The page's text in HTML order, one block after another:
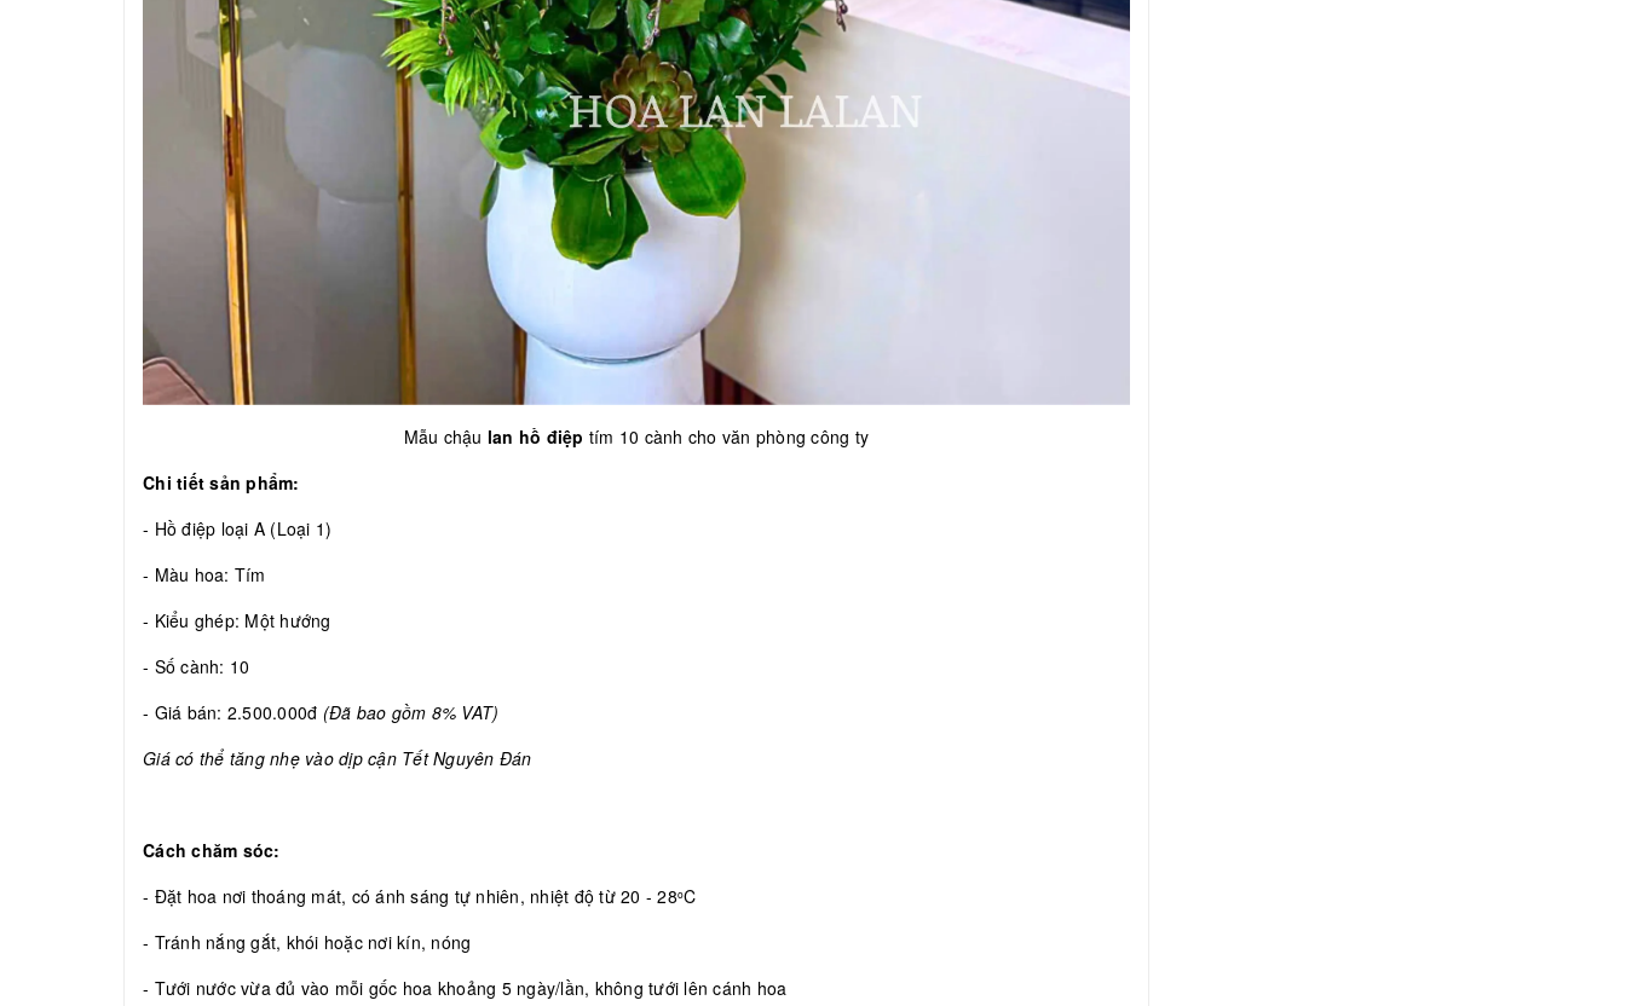
Mẫu chậu lan hồ điệp tím 10 cành cho văn phòng công ty
Chi tiết sản phẩm:
- Hồ điệp loại A (Loại 1)
- Màu hoa: Tím
- Kiểu ghép: Một hướng
- Số cành: 10
- Giá bán: 2.500.000đ (Đã bao gồm 8% VAT)
Giá có thể tăng nhẹ vào dịp cận Tết Nguyên Đán
Cách chăm sóc:
- Đặt hoa nơi thoáng mát, có ánh sáng tự nhiên, nhiệt độ từ 20 - 28oC
- Tránh nắng gắt, khói hoặc nơi kín, nóng
- Tưới nước vừa đủ vào mỗi gốc hoa khoảng 5 ngày/lần, không tưới lên cánh hoa